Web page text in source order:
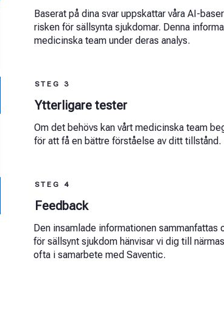
Baserat på dina svar uppskattar våra AI-
risken för sällsynta sjukdomar. Denna
medicinska team under deras analys.
STEG 3
Ytterligare tester
Om det behövs kan vårt medicinska team
för att få en bättre förståelse av ditt tillstånd.
STEG 4
Feedback
Den insamlade informationen sammanfattas
för sällsynt sjukdom hänvisar vi dig till
ofta i samarbete med Saventic.